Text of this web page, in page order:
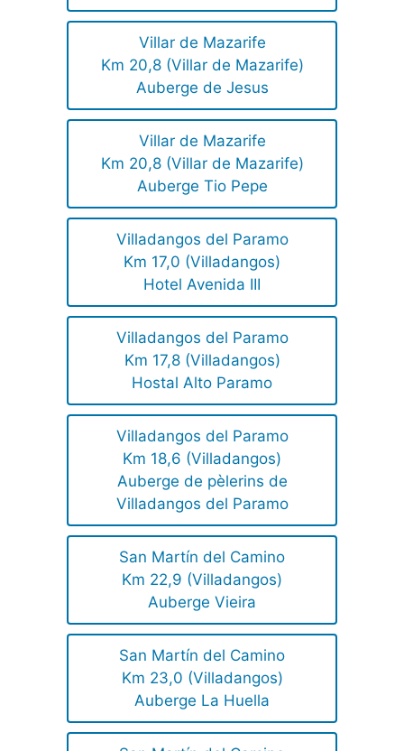
Villar de Mazarife
Km 20,8 (Villar de Mazarife)
Auberge de Jesus
Villar de Mazarife
Km 20,8 (Villar de Mazarife)
Auberge Tio Pepe
Villadangos del Paramo
Km 17,0 (Villadangos)
Hotel Avenida III
Villadangos del Paramo
Km 17,8 (Villadangos)
Hostal Alto Paramo
Villadangos del Paramo
Km 18,6 (Villadangos)
Auberge de pèlerins de
Villadangos del Paramo
San Martín del Camino
Km 22,9 (Villadangos)
Auberge Vieira
San Martín del Camino
Km 23,0 (Villadangos)
Auberge La Huella